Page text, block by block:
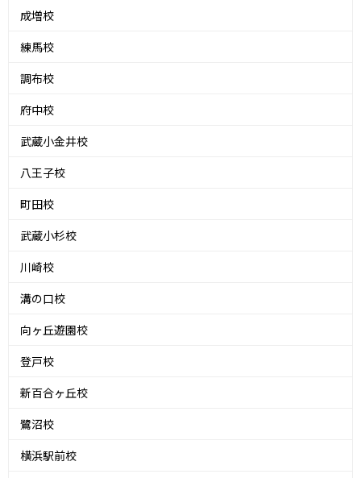
成増校
練馬校
調布校
府中校
武蔵小金井校
八王子校
町田校
武蔵小杉校
川崎校
溝の口校
向ヶ丘遊園校
登戸校
新百合ヶ丘校
鷺沼校
横浜駅前校